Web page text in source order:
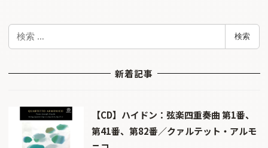
検
検索
新着記事
【CD】ハイドン：弦楽四重奏曲 第1番、
第41番、第82番／クァルテット・アルモ